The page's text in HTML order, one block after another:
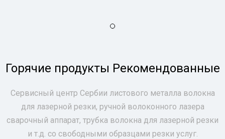
Горячие продукты Рекомендованные
Сервисный центр Сербии листового металла волокна
для лазерной резки, ручной волоконного лазера
сварочный аппарат, трубка волокна для лазерной резки
и т.д. со свободными образцами резки услуг.